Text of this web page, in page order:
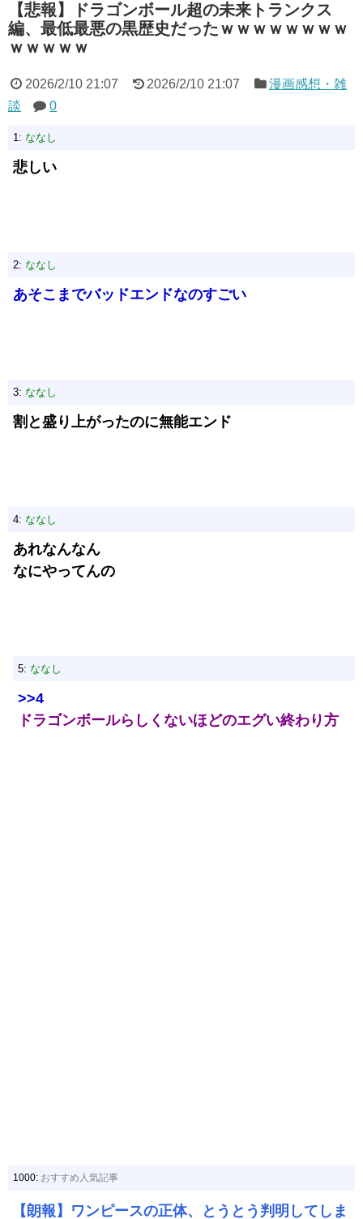
【悲報】ドラゴンボール超の未来トランクス
編、最低最悪の黒歴史だったｗｗｗｗｗｗｗｗ
ｗｗｗｗｗ
2026/2/10 21:07 2026/2/10 21:07
漫画感想・雑
談
0
1: ななし
悲しい
2: ななし
あそこまでバッドエンドなのすごい
3: ななし
割と盛り上がったのに無能エンド
4: ななし
あれなんなん
なにやってんの
5: ななし
>>4
ドラゴンボールらしくないほどのエグい終わり方
1000: おすすめ人気記事
【朗報】ワンピースの正体、とうとう判明してしま